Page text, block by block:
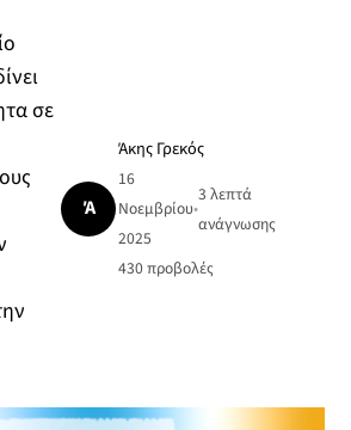
σε
Ά
Άκης Γρεκός
16
Νοεμβρίου
2025
•
3 λεπτά
ανάγνωσης
430προβολές